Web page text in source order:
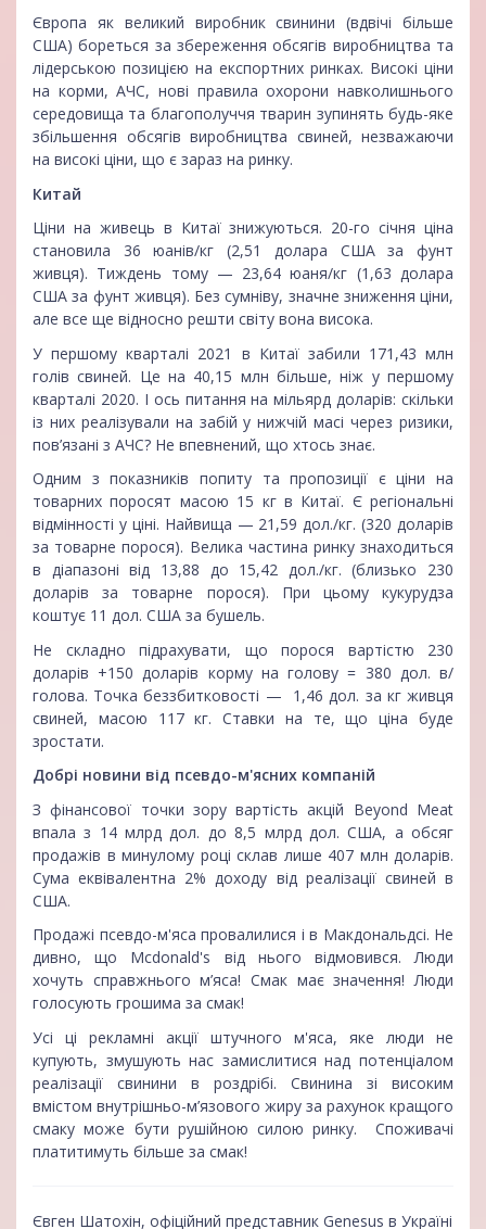
Європа як великий виробник свинини (вдвічі більше
США) бореться за збереження обсягів виробництва та
лідерською позицією на експортних ринках. Високі ціни
на корми, АЧС, нові правила охорони навколишнього
середовища та благополуччя тварин зупинять будь-яке
збільшення обсягів виробництва свиней, незважаючи
на високі ціни, що є зараз на ринку.
Китай
Ціни на живець в Китаї знижуються. 20-го січня ціна
становила 36 юанів/кг (2,51 долара США за фунт
живця). Тиждень тому — 23,64 юаня/кг (1,63 долара
США за фунт живця). Без сумніву, значне зниження ціни,
але все ще відносно решти світу вона висока.
У першому кварталі 2021 в Китаї забили 171,43 млн
голів свиней. Це на 40,15 млн більше, ніж у першому
кварталі 2020. І ось питання на мільярд доларів: скільки
із них реалізували на забій у нижчій масі через ризики,
пов’язані з АЧС? Не впевнений, що хтось знає.
Одним з показників попиту та пропозиції є ціни на
товарних поросят масою 15 кг в Китаї. Є регіональні
відмінності у ціні. Найвища — 21,59 дол./кг. (320 доларів
за товарне порося). Велика частина ринку знаходиться
в діапазоні від 13,88 до 15,42 дол./кг. (близько 230
доларів за товарне порося). При цьому кукурудза
коштує 11 дол. США за бушель.
Не складно підрахувати, що порося вартістю 230
доларів +150 доларів корму на голову = 380 дол. в/
голова. Точка беззбитковості — 1,46 дол. за кг живця
свиней, масою 117 кг. Ставки на те, що ціна буде
зростати.
Добрі новини від псевдо-м'ясних компаній
З фінансової точки зору вартість акцій Beyond Meat
впала з 14 млрд дол. до 8,5 млрд дол. США, а обсяг
продажів в минулому році склав лише 407 млн доларів.
Сума еквівалентна 2% доходу від реалізації свиней в
США.
Продажі псевдо-м'яса провалилися і в Макдональдсі. Не
дивно, що Mcdonald's від нього відмовився. Люди
хочуть справжнього м’яса! Смак має значення! Люди
голосують грошима за смак!
Усі ці рекламні акції штучного м'яса, яке люди не
купують, змушують нас замислитися над потенціалом
реалізації свинини в роздрібі. Свинина зі високим
вмістом внутрішньо-м’язового жиру за рахунок кращого
смаку може бути рушійною силою ринку. Споживачі
платитимуть більше за смак!
Євген Шатохін, офіційний представник Genesus в Україні